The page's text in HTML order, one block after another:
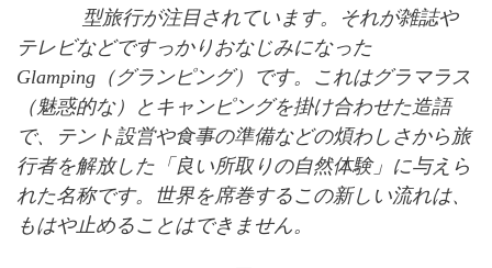
型旅行が注目されています。それが雑誌や
テレビなどですっかりおなじみになった
Glamping（グランピング）です。これはグラマラス
（魅惑的な）とキャンピングを掛け合わせた造語
で、テント設営や食事の準備などの煩わしさから旅
行者を解放した「良い所取りの自然体験」に与えら
れた名称です。世界を席巻するこの新しい流れは、
もはや止めることはできません。